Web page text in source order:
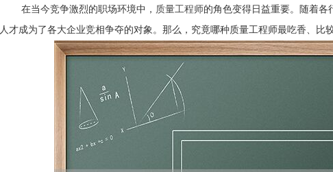
在当今竞争激烈的职场环境中， 质量工程师的角色变得日益重要。随着各
人才成为了各大企业竞相争夺的对象。那么，究竟哪种质量工程师最吃香、比